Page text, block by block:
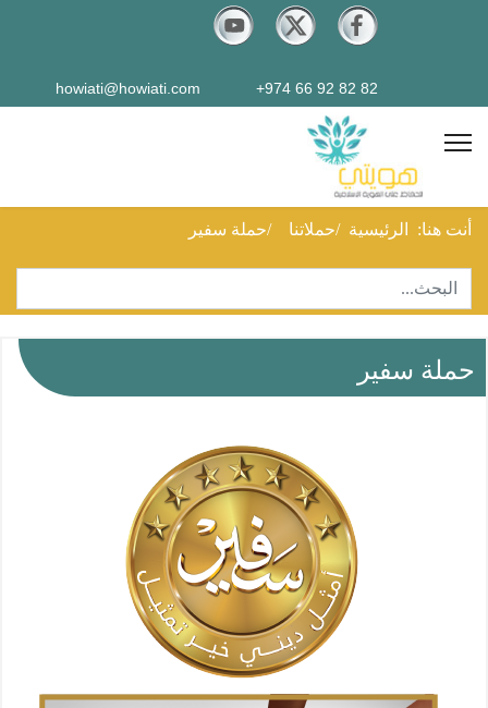
82 82 92 66 974+
howiati@howiati.com
أنت هنا: الرئيسية حملاتنا حملة سفير
البحث
Type 2 or more characters for results.
حملة سفير